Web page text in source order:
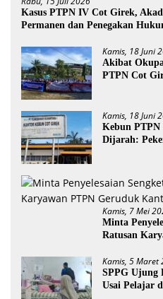
Kasus PTPN IV Cot Girek,
Permanen dan Penegakan
Kamis, 18 Juni
Akibat
PTPN Cot
Kamis, 18 Juni
Kebun
Dijarah:
Kamis, 7 Mei
Minta
Ratusan
Kamis, 5 Maret
SPPG Ujung
Usai Pelajar